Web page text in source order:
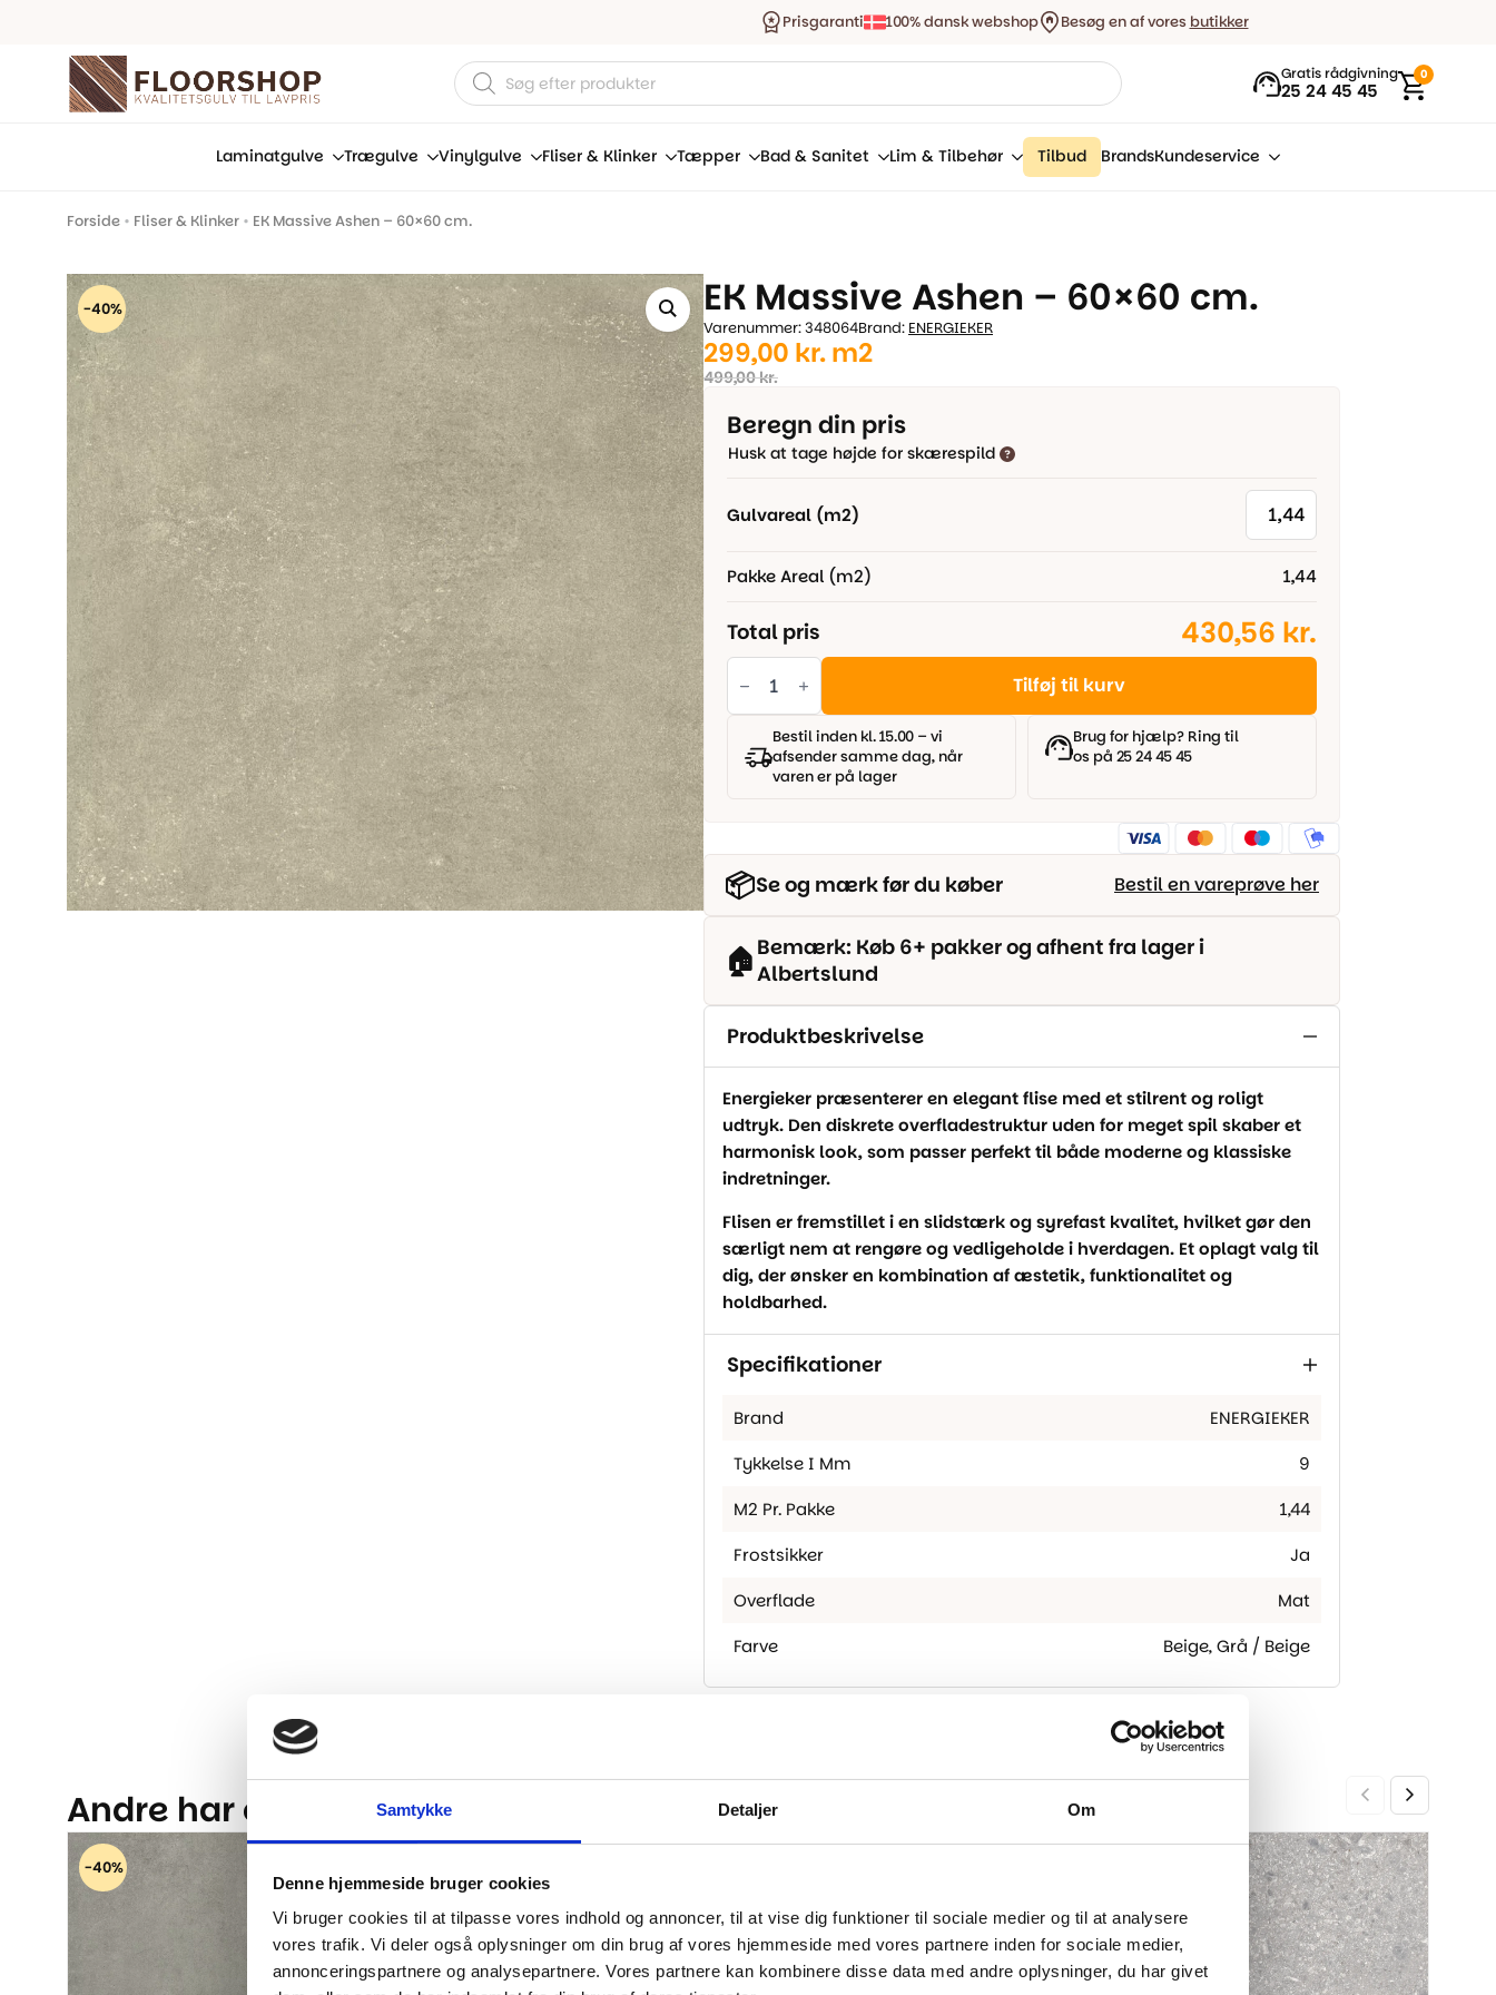
Samtykke Detaljer Om
Denne hjemmeside bruger cookies
Vi bruger cookies til at tilpasse vores indhold og annoncer, til at vise dig funktioner til sociale medier og til at analysere
vores trafik. Vi deler også oplysninger om din brug af vores hjemmeside med vores partnere inden for sociale medier,
annonceringspartnere og analysepartnere. Vores partnere kan kombinere disse data med andre oplysninger, du har givet
Prisgaranti 100% dansk webshop Besøg en af vores butikker
Products
search
Gratis rådgivning
25 24 45 45
0
Laminatgulve Trægulve Vinylgulve Fliser & Klinker Tæpper Bad & Sanitet Lim & Tilbehør Tilbud BrandsKundeservice
Forside • Fliser & Klinker • EK Massive Ashen – 60×60 cm.
-40% EK Massive Ashen – 60×60 cm.
Varenummer: 348064Brand: ENERGIEKER
499,00kr.
Den
oprindelige
pris
var:
299,00 kr.
Den
aktuelle
pris
er:
m2
Beregn din pris
Husk at tage højde for skærespild
Gulvareal (m2)
Pakke Areal (m2) 1,44
Total pris 430,56 kr.
EK
Massive
Ashen
-
60x60
cm.
antal
Tilføj til kurv
Bestil inden kl. 15.00 – vi
afsender samme dag, når
varen er på lager
Brug for hjælp? Ring til
os på 25 24 45 45
📦Se og mærk før du køber Bestil en vareprøve her
🏠 Bemærk: Køb 6+ pakker og afhent fra lager i
Albertslund
Produktbeskrivelse
Energieker præsenterer en elegant flise med et stilrent og roligt
udtryk. Den diskrete overfladestruktur uden for meget spil skaber et
harmonisk look, som passer perfekt til både moderne og klassiske
indretninger.
Flisen er fremstillet i en slidstærk og syrefast kvalitet, hvilket gør den
særligt nem at rengøre og vedligeholde i hverdagen. Et oplagt valg til
dig, der ønsker en kombination af æstetik, funktionalitet og
holdbarhed.
Specifikationer
Brand ENERGIEKER
Tykkelse I Mm 9
M2 Pr. Pakke 1,44
Frostsikker Ja
Overflade Mat
Farve Beige, Grå / Beige
Andre har også kigget på...
-40%